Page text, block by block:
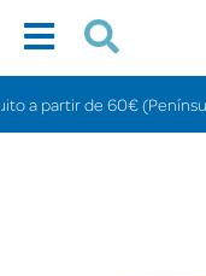
de 60€ (Península).